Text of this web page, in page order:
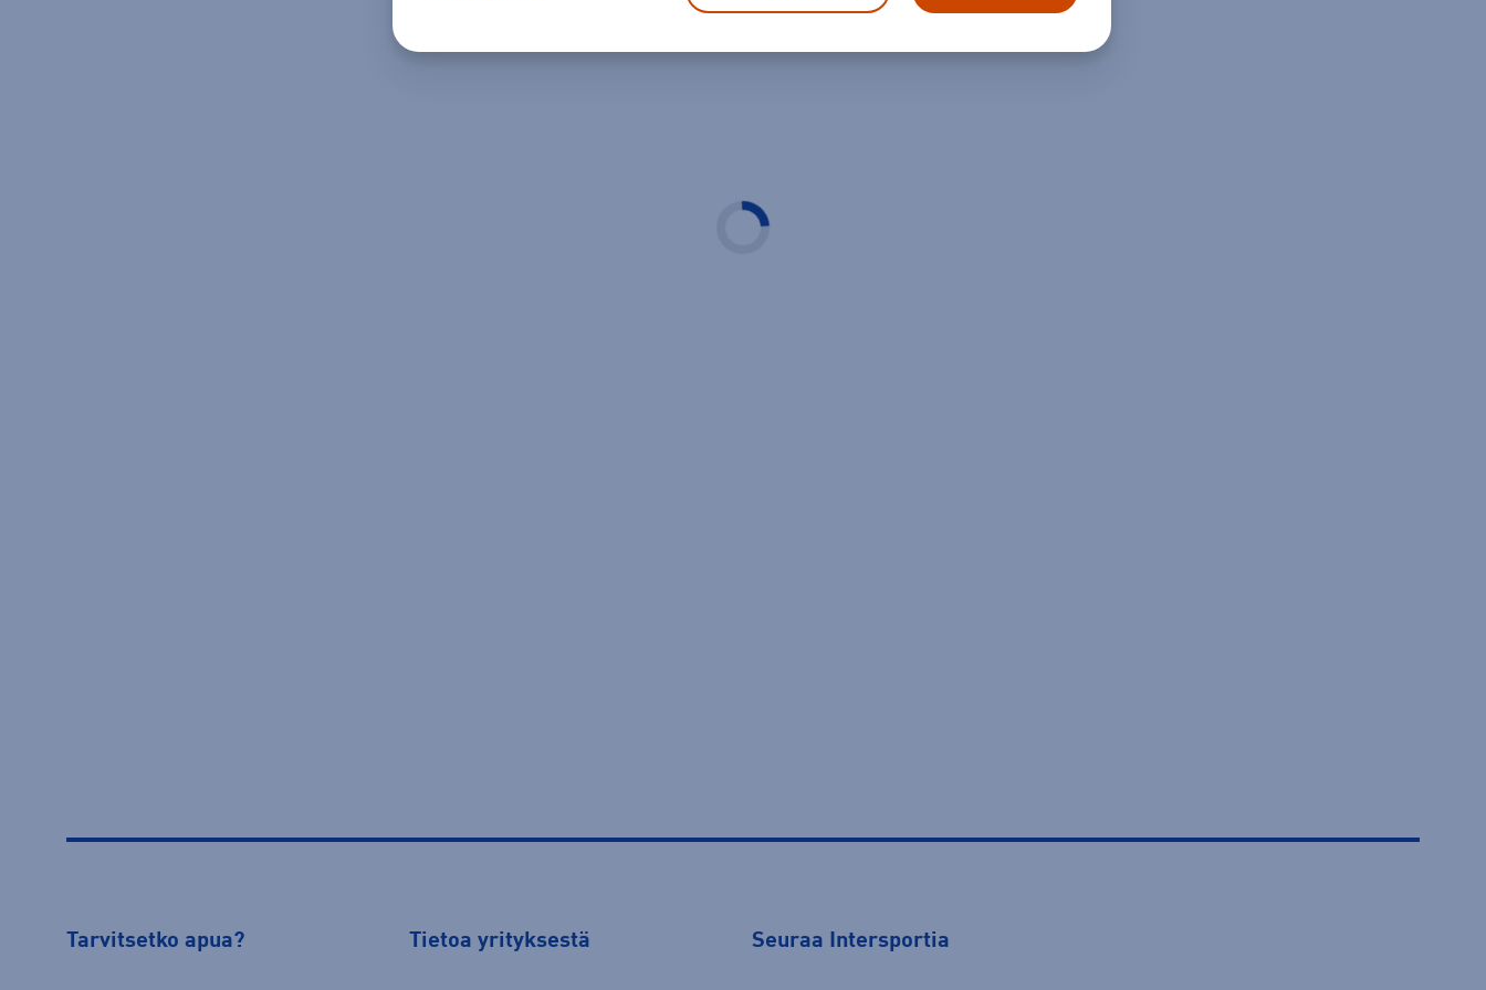
Tarvitsetko apua? Tietoa yrityksestä Seuraa Intersportia